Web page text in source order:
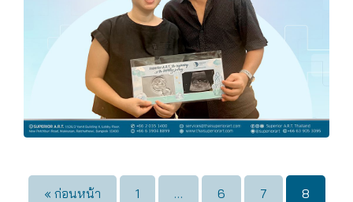
« ก่อนหน้า 1 … 6 7 8